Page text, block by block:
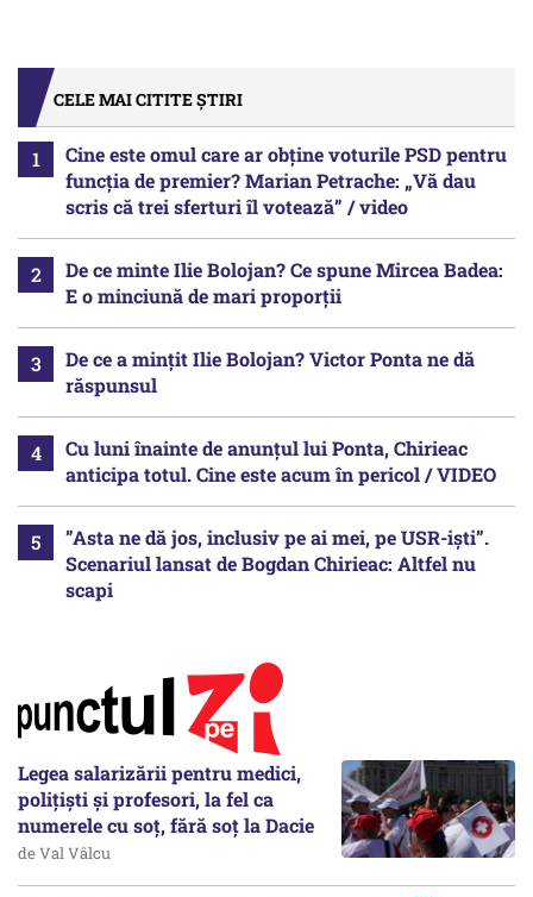
CELE MAI CITITE ȘTIRI
Cine este omul care ar obține voturile PSD pentru
funcția de premier? Marian Petrache: „Vă dau
scris că trei sferturi îl votează” / video
De ce minte Ilie Bolojan? Ce spune Mircea Badea:
E o minciună de mari proporții
De ce a mințit Ilie Bolojan? Victor Ponta ne dă
răspunsul
Cu luni înainte de anunțul lui Ponta, Chirieac
anticipa totul. Cine este acum în pericol / VIDEO
”Asta ne dă jos, inclusiv pe ai mei, pe USR-iști”.
Scenariul lansat de Bogdan Chirieac: Altfel nu
scapi
Legea salarizării pentru medici,
polițiști și profesori, la fel ca
numerele cu soț, fără soț la Dacie
de Val Vâlcu